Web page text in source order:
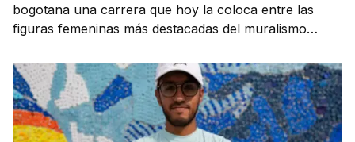
bogotana una carrera que hoy la coloca entre las
figuras femeninas más destacadas del muralismo